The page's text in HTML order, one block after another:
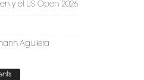
y el US Open 2026
Aguilera